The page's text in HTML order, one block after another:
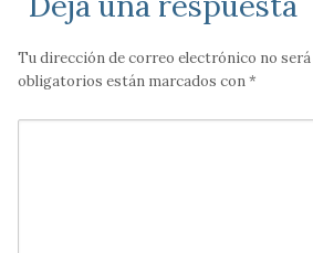
Tu dirección de correo electrónico no será
obligatorios están marcados con*